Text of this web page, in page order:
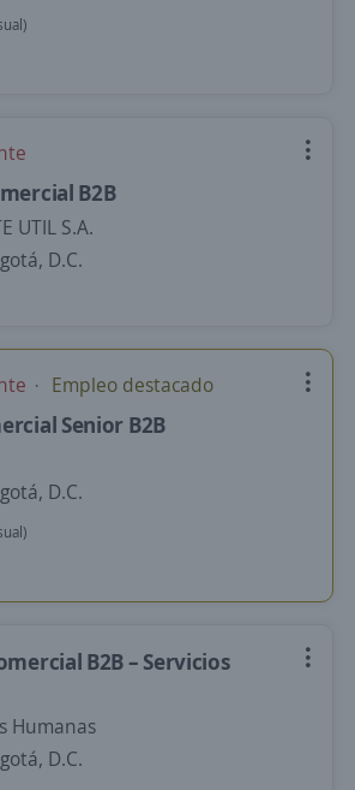
B2B
UTIL S.A.
D.C.
Empleo destacado
Senior B2B
D.C.
B2B – Servicios
Humanas
D.C.